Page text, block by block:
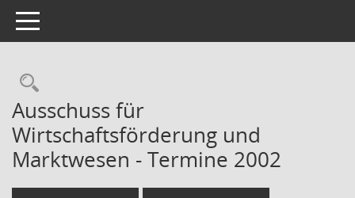
Toggle navigation
Rechercheauswahl
Ausschuss für
Wirtschaftsförderung und
Marktwesen - Termine 2002